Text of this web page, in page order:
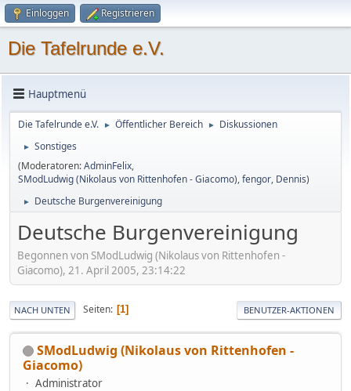
Einloggen Registrieren
Die Tafelrunde e.V.
Hauptmenü
Die Tafelrunde e.V. ► Öffentlicher Bereich ► Diskussionen
►
Sonstiges
(Moderatoren:AdminFelix,
SModLudwig (Nikolaus von Rittenhofen - Giacomo),fengor, Dennis)
► Deutsche Burgenvereinigung
Deutsche Burgenvereinigung
Begonnen von SModLudwig (Nikolaus von Rittenhofen -
Giacomo), 21. April 2005, 23:14:22
NACH UNTEN Seiten 1 BENUTZER-AKTIONEN
SModLudwig (Nikolaus von Rittenhofen -
Giacomo)
Administrator